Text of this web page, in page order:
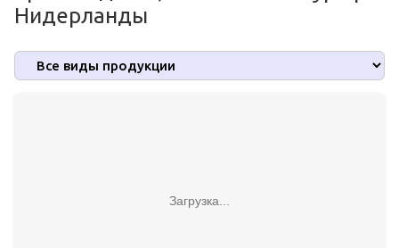
Нидерланды
Загрузка...